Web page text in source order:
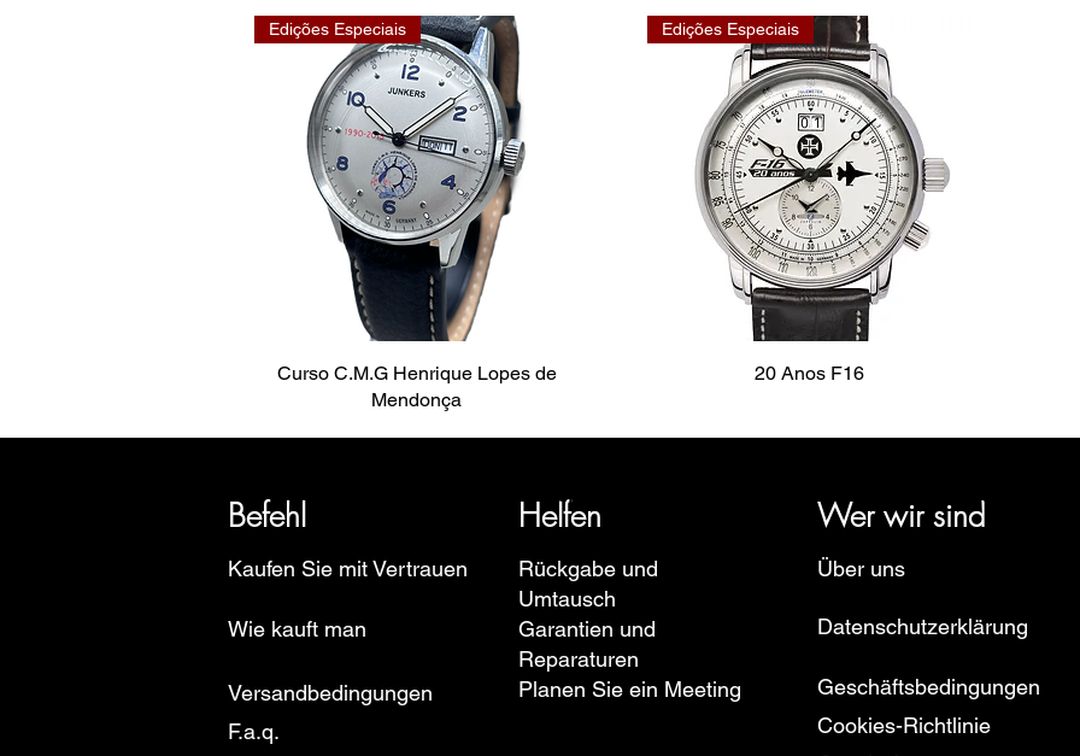
Edições Especiais
Curso C.M.G Henrique Lopes de
Mendonça
Edições Especiais
20 Anos F16
Befehl Helfen Wer wir sind
Europe, Ruhla, Martin Braun, Swiss Military, Sturmanskie und
Kaufen Sie mit Vertrauen
Wie kauft man
Versandbedingungen
Rückgabe und
Umtausch
Garantien und
Reparaturen
Planen Sie ein Meeting
F.a.q.
Über uns
Datenschutzerklärung
Geschäftsbedingungen
Cookies-Richtlinie